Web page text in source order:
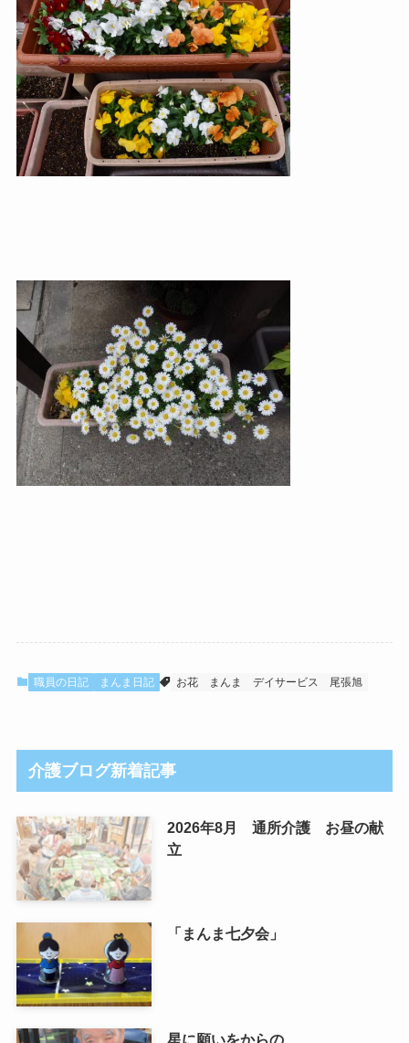
職員の日記 まんま日記 お花 まんま デイサービス 尾張旭
介護ブログ新着記事
2026年8月 通所介護 お昼の献
立
「まんま七夕会」
星に願いをからの…